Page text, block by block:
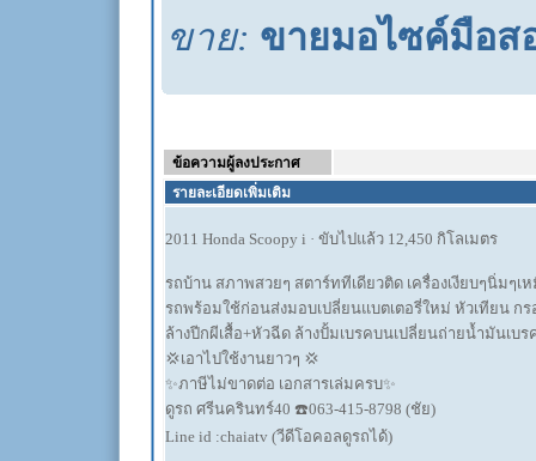
ขาย: ขายมอไซค์มือส
ข้อความผู้ลงประกาศ
รายละเอียดเพิ่มเติม
2011 Honda Scoopy i · ขับไปแล้ว 12,450 กิโลเมตร
รถบ้าน สภาพสวยๆ สตาร์ททีเดียวติด เครื่องเงียบๆนิ่มๆเ
รถพร้อมใช้ก่อนส่งมอบเปลี่ยนแบตเตอรี่ใหม่ หัวเทียน ก
ล้างปีกผีเสื้อ+หัวฉีด ล้างปั้มเบรคบนเปลี่ยนถ่ายน้ำมันเบ
💢เอาไปใช้งานยาวๆ 💢
✨ภาษีไม่ขาดต่อ เอกสารเล่มครบ✨
ดูรถ ศรีนครินทร์40 ☎️063-415-8798 (ชัย)
Line id :chaiatv (วีดีโอคอลดูรถได้)